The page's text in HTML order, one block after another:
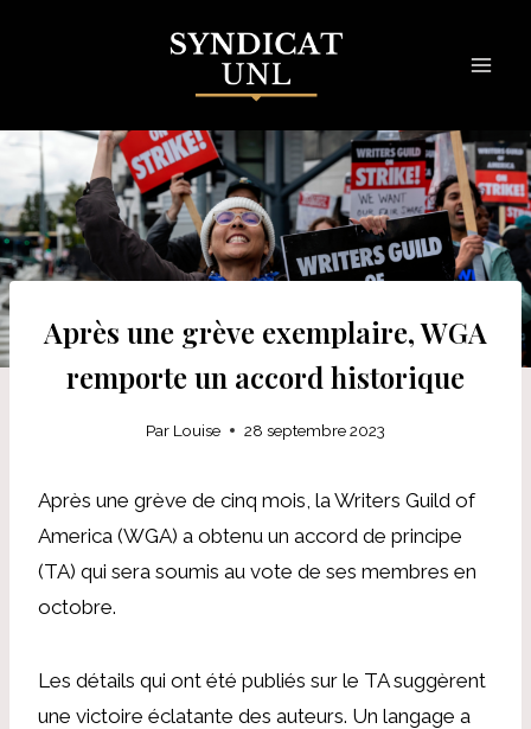
Après une grève exemplaire, WGA
remporte un accord historique
Par Louise 28 septembre 2023
Après une grève de cinq mois, la Writers Guild of
America (WGA) a obtenu un accord de principe
(TA) qui sera soumis au vote de ses membres en
octobre.
Les détails qui ont été publiés sur le TA suggèrent
une victoire éclatante des auteurs. Un langage a